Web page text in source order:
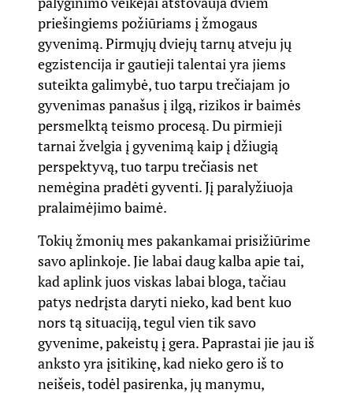
priešingiems požiūriams į žmogaus
gyvenimą. Pirmųjų dviejų tarnų atveju jų
egzistencija ir gautieji talentai yra jiems
suteikta galimybė, tuo tarpu trečiajam jo
gyvenimas panašus į ilgą, rizikos ir baimės
persmelktą teismo procesą. Du pirmieji
tarnai žvelgia į gyvenimą kaip į džiugią
perspektyvą, tuo tarpu trečiasis net
nemėgina pradėti gyventi. Jį paralyžiuoja
pralaimėjimo baimė.
Tokių žmonių mes pakankamai prisižiūrime
savo aplinkoje. Jie labai daug kalba apie tai,
kad aplink juos viskas labai bloga, tačiau
patys nedrįsta daryti nieko, kad bent kuo
nors tą situaciją, tegul vien tik savo
gyvenime, pakeistų į gera. Paprastai jie jau iš
anksto yra įsitikinę, kad nieko gero iš to
neišeis, todėl pasirenka, jų manymu,